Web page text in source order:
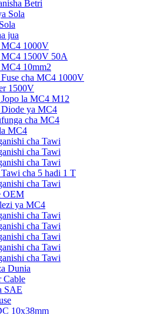
Betri
Sola
jua
1000V
1500V 50A
10mm2
cha MC4 1000V
1500V
la MC4 M12
ya MC4
cha MC4
MC4
cha Tawi
cha Tawi
cha Tawi
cha 5 hadi 1 T
cha Tawi
OEM
ya MC4
cha Tawi
cha Tawi
cha Tawi
cha Tawi
cha Tawi
Dunia
Cable
SAE
10x38mm